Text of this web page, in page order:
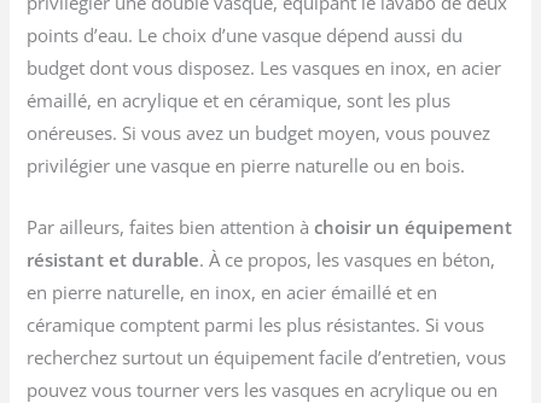
points d’eau. Le choix d’une vasque dépend aussi du
budget dont vous disposez. Les vasques en inox, en acier
émaillé, en acrylique et en céramique, sont les plus
onéreuses. Si vous avez un budget moyen, vous pouvez
privilégier une vasque en pierre naturelle ou en bois.
Par ailleurs, faites bien attention àchoisir un équipement
résistant et durable. À ce propos, les vasques en béton,
en pierre naturelle, en inox, en acier émaillé et en
céramique comptent parmi les plus résistantes. Si vous
recherchez surtout un équipement facile d’entretien, vous
pouvez vous tourner vers les vasques en acrylique ou en